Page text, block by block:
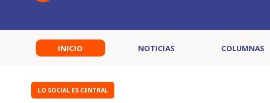
INICIO NOTICIAS COLUMNAS
LO SOCIAL ES CENTRAL